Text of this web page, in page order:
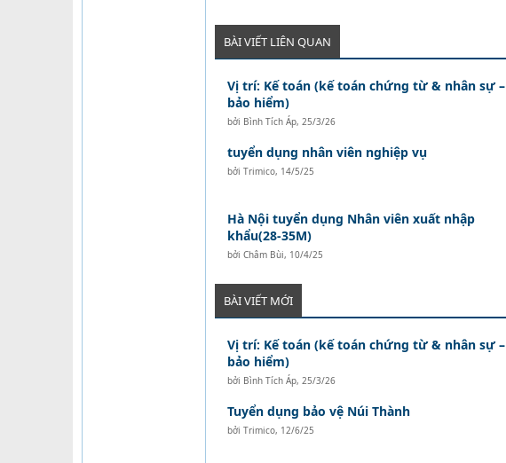
BÀI VIẾT LIÊN QUAN
Vị trí: Kế toán (kế toán chứng từ & nhân sự –
bảo hiểm)
bởi Bình Tích Áp, 25/3/26
tuyển dụng nhân viên nghiệp vụ
bởi Trimico, 14/5/25
Hà Nội tuyển dụng Nhân viên xuất nhập
khẩu(28-35M)
bởi Châm Bùi, 10/4/25
BÀI VIẾT MỚI
Vị trí: Kế toán (kế toán chứng từ & nhân sự –
bảo hiểm)
bởi Bình Tích Áp, 25/3/26
Tuyển dụng bảo vệ Núi Thành
bởi Trimico, 12/6/25